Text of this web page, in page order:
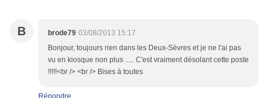
B brode79 03/08/2013 15:17
Bonjour, toujours rien dans les Deux-Sèvres et je ne l'ai pas
vu en kiosque non plus ..... C'est vraiment désolant cette poste
!!!!!<br /> <br /> Bises à toutes
Répondre